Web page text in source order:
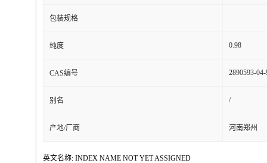
包装规格
纯度 0.98
CAS编号 2890593-04-
别名 /
产地/厂商 河南郑州
英文名称: INDEX NAME NOT YET ASSIGNED